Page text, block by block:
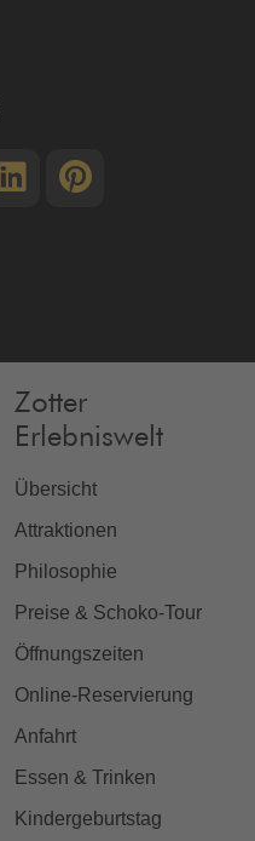
Zotter
Erlebniswelt
Übersicht
Attraktionen
Philosophie
Preise & Schoko-Tour
Öffnungszeiten
Online-Reservierung
Anfahrt
Essen & Trinken
Kindergeburtstag